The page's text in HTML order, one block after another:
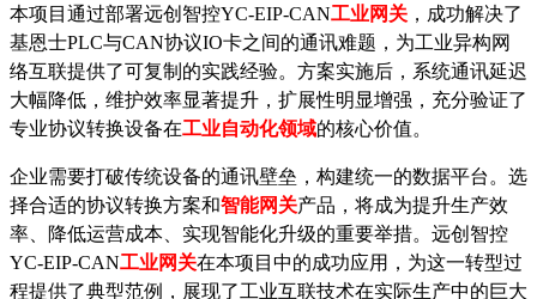
本项目通过部署远创智控YC-EIP-CAN工业网关 ，成功解决了
基恩士PLC与CAN协议IO卡之间的通讯难题，为工业异构网
络互联提供了可复制的实践经验。方案实施后，系统通讯延迟
大幅降低，维护效率显著提升，扩展性明显增强，充分验证了
专业协议转换设备在工业自动化领域的核心价值。
企业需要打破传统设备的通讯壁垒，构建统一的数据平台。选
择合适的协议转换方案和智能网关产品，将成为提升生产效
率、降低运营成本、实现智能化升级的重要举措。远创智控
YC-EIP-CAN工业网关在本项目中的成功应用，为这一转型过
程提供了典型范例，展现了工业互联技术在实际生产中的巨大